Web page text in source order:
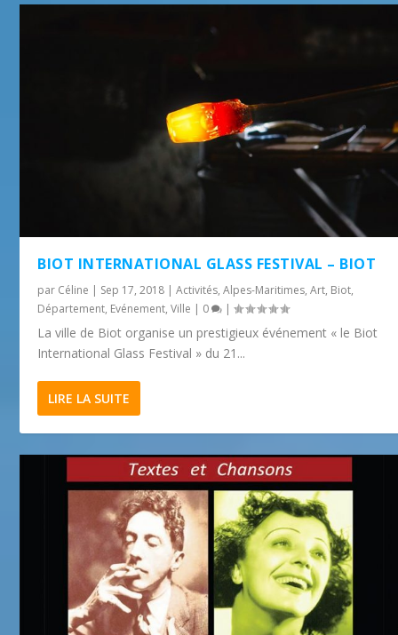
BIOT INTERNATIONAL GLASS FESTIVAL – BIOT
par Céline | Sep 17, 2018 |Activités,Alpes-Maritimes,Art, Biot,
Département, Evénement,Ville | 0 |
La ville de Biot organise un prestigieux événement « le Biot
International Glass Festival » du 21...
LIRE LA SUITE